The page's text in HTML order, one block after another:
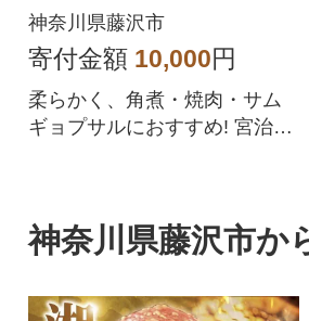
肉)
神奈川県藤沢市
寄付金額 10,000円
柔らかく、角煮・焼肉・サム
ギョプサルにおすすめ! 宮治さ
神奈川県藤沢市か